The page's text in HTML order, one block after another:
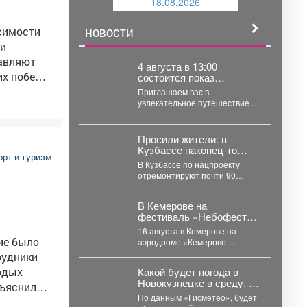
побед!
и туризм
было
НОВОСТИ
4 августа в 13:00
состоится показ
современного
российского
анимационного фильма
«Руслан и Людмил
Приглашаем вас в
увлекательное путешествие по
Александра Сергеевича
Пушкина! 4 августа...
Просили жители: в
Кузбассе наконец-то
отремонтируют 90 км
проблемной трассы
В Кузбассе по нацпроекту
отремонтируют почти 90
В Кемерове на
фестиваль «Небофест»
пустят дополнительные
автобусы
16 августа в Кемерове на
аэродроме «Кемерово-
мультимедийный фестиваль
«Небофест». До аэродрома...
Какой будет погода в
Новокузнецке в среду, 5
августа?
По данным «Гисметео», будет